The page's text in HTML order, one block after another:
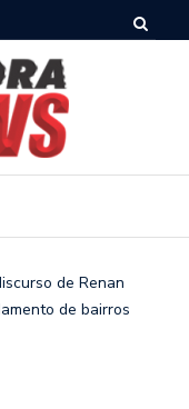
de Renan
de bairros